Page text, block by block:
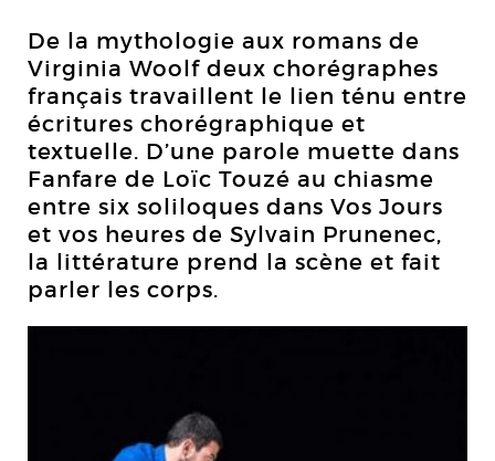
De la mythologie aux romans de
Virginia Woolf deux chorégraphes
français travaillent le lien ténu entre
écritures chorégraphique et
textuelle. D’une parole muette dans
Fanfare de Loïc Touzé au chiasme
entre six soliloques dans Vos Jours
et vos heures de Sylvain Prunenec,
la littérature prend la scène et fait
parler les corps.